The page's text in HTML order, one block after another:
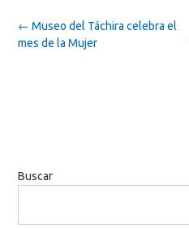
Post
navigation
← Museo del Táchira celebra el
mes de la Mujer
Buscar